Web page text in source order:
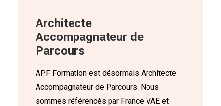
Architecte
Accompagnateur de
Parcours
APF Formation est désormais Architecte
Accompagnateur de Parcours. Nous
sommes référencés par France VAE et